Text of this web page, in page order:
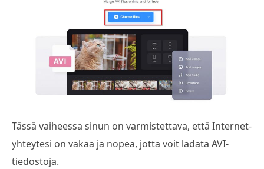
Tässä vaiheessa sinun on varmistettava, että Internet-
yhteytesi on vakaa ja nopea, jotta voit ladata AVI-
tiedostoja.